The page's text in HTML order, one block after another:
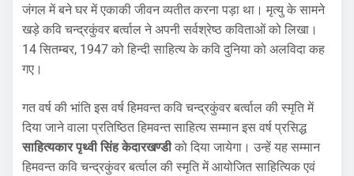
जंगल में बने घर में एकाकी जीवन व्यतीत करना पड़ा था। मृत्यु के सामने
खड़े कवि चन्द्रकुंवर बर्त्वाल ने अपनी सर्वश्रेष्ठ कविताओं को लिखा।
14 सितम्बर, 1947 को हिन्दी साहित्य के कवि दुनिया को अलविदा कह
गए।
गत वर्ष की भांति इस वर्ष हिमवन्त कवि चन्द्रकुंवर बर्त्वाल की स्मृति में
दिया जाने वाला प्रतिष्ठित हिमवन्त साहित्य सम्मान इस वर्ष प्रसिद्ध
साहित्यकार पृथ्वी सिंह केदारखण्डीको दिया जायेगा। उन्हें यह सम्मान
हिमवन्त कवि चन्द्रकुंवर बर्त्वाल की स्मृति में आयोजित साहित्यिक एवं